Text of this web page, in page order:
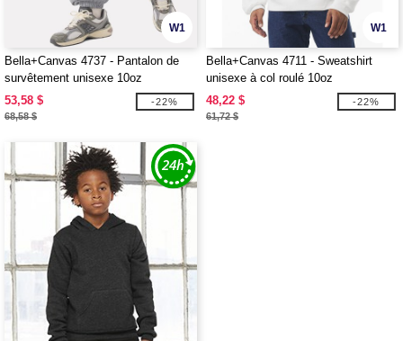
W1
Bella+Canvas 4737 - Pantalon de
survêtement unisexe 10oz
53,58 $
68,58 $
-22%
W1
Bella+Canvas 4711 - Sweatshirt
unisexe à col roulé 10oz
48,22 $
61,72 $
-22%